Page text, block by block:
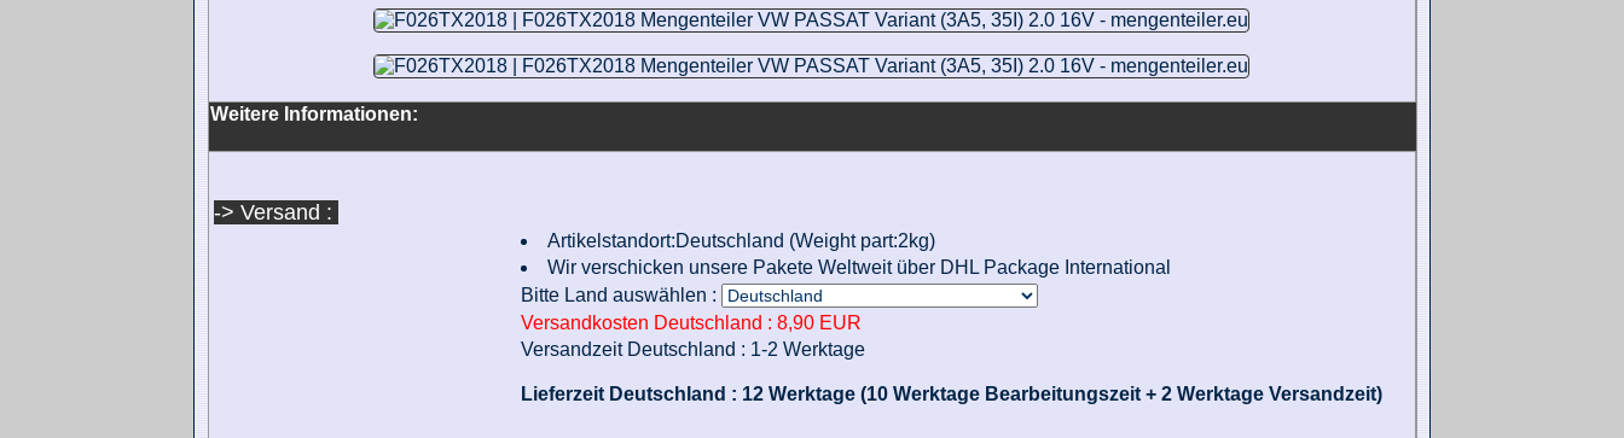
Weitere Informationen:
-> Versand :
Artikelstandort:Deutschland (Weight part:2kg)
Wir verschicken unsere Pakete Weltweit über DHL Package International
Bitte Land auswählen :
Versandkosten Deutschland : 8,90 EUR
Versandzeit Deutschland : 1-2 Werktage
Lieferzeit Deutschland : 12 Werktage (10 Werktage Bearbeitungszeit + 2 Werktage Versandzeit)